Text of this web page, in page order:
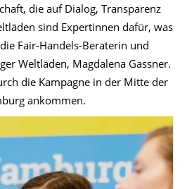
die auf Dialog, Transparenz
sind Expertinnen dafür, was
Fair-Handels-Beraterin und
Weltläden, Magdalena Gassner.
die Kampagne in der Mitte der
ankommen.